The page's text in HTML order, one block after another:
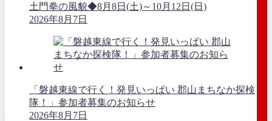
土門拳の風貌◆8月8日(土)～10月12日(日)
2026年8月7日
「磐越東線で行く！発見いっぱい 郡山まちなか探検
隊！」参加者募集のお知らせ
2026年8月7日